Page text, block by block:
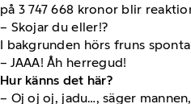
på 3 747 668 kronor blir
– Skojar du eller!?
I bakgrunden hörs fruns
– JAAA! Åh herregud!
Hur känns det här?
– Oj oj oj, jadu…, säger